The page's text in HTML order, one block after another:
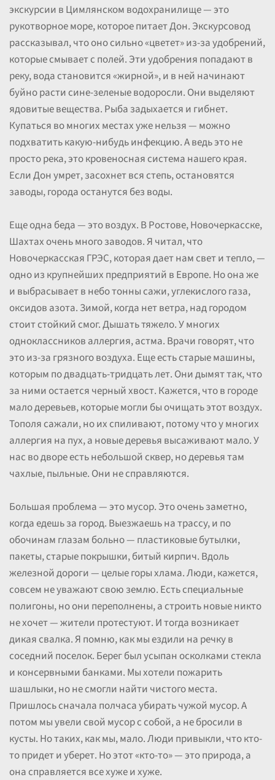
экскурсии в Цимлянском водохранилище — это
рукотворное море, которое питает Дон. Экскурсовод
рассказывал, что оно сильно «цветет» из-за удобрений,
которые смывает с полей. Эти удобрения попадают в
реку, вода становится «жирной», и в ней начинают
буйно расти сине-зеленые водоросли. Они выделяют
ядовитые вещества. Рыба задыхается и гибнет.
Купаться во многих местах уже нельзя — можно
подхватить какую-нибудь инфекцию. А ведь это не
просто река, это кровеносная система нашего края.
Если Дон умрет, засохнет вся степь, остановятся
заводы, города останутся без воды.
Еще одна беда — это воздух. В Ростове, Новочеркасске,
Шахтах очень много заводов. Я читал, что
Новочеркасская ГРЭС, которая дает нам свет и тепло, —
одно из крупнейших предприятий в Европе. Но она же
и выбрасывает в небо тонны сажи, углекислого газа,
оксидов азота. Зимой, когда нет ветра, над городом
стоит стойкий смог. Дышать тяжело. У многих
одноклассников аллергия, астма. Врачи говорят, что
это из-за грязного воздуха. Еще есть старые машины,
которым по двадцать-тридцать лет. Они дымят так, что
за ними остается черный хвост. Кажется, что в городе
мало деревьев, которые могли бы очищать этот воздух.
Тополя сажали, но их спиливают, потому что у многих
аллергия на пух, а новые деревья высаживают мало. У
нас во дворе есть небольшой сквер, но деревья там
чахлые, пыльные. Они не справляются.
Большая проблема — это мусор. Это очень заметно,
когда едешь за город. Выезжаешь на трассу, и по
обочинам глазам больно — пластиковые бутылки,
пакеты, старые покрышки, битый кирпич. Вдоль
железной дороги — целые горы хлама. Люди, кажется,
совсем не уважают свою землю. Есть специальные
полигоны, но они переполнены, а строить новые никто
не хочет — жители протестуют. И тогда возникает
дикая свалка. Я помню, как мы ездили на речку в
соседний поселок. Берег был усыпан осколками стекла
и консервными банками. Мы хотели пожарить
шашлыки, но не смогли найти чистого места.
Пришлось сначала полчаса убирать чужой мусор. А
потом мы увели свой мусор с собой, а не бросили в
кусты. Но таких, как мы, мало. Люди привыкли, что кто-
то придет и уберет. Но этот «кто-то» — это природа, а
она справляется все хуже и хуже.